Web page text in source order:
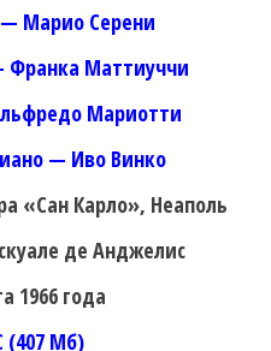
Марио Серени
Франка Маттиуччи
Мариотти
— Иво Винко
«Сан Карло», Неаполь
де Анджелис
1966 года
(407 Мб)